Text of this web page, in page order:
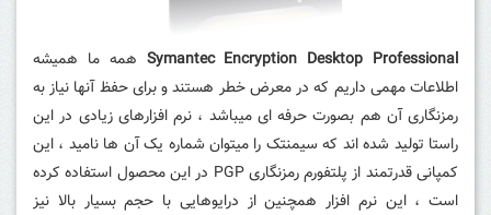
Symantec Encryption Desktop Professional همه ما همیشه
اطلاعات مهمی داریم که در معرض خطر هستند و برای حفظ آنها نیاز به
رمزنگاری آن هم بصورت حرفه ای میباشد ، نرم افزارهای زیادی در این
راستا تولید شده اند که سیمنتک را میتوان شماره یک آن ها نامید ، این
کمپانی قدرتمند از پلتفورم رمزنگاری PGP در این محصول استفاده کرده
است ، این نرم افزار همچنین از درایوهایی با حجم بسیار بالا نیز